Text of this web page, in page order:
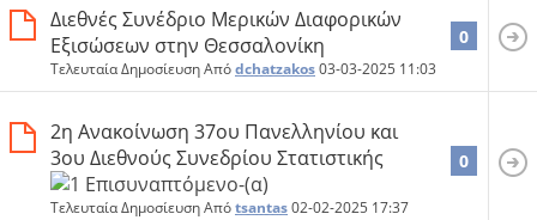
Διεθνές Συνέδριο Μερικών Διαφορικών
Εξισώσεων στην Θεσσαλονίκη
Τελευταία Δημοσίευση Απόdchatzakos03-03-2025 11:03
0
2η Ανακοίνωση 37ου Πανελληνίου και
3ου Διεθνούς Συνεδρίου Στατιστικής
Τελευταία Δημοσίευση Απόtsantas02-02-2025 17:37
0